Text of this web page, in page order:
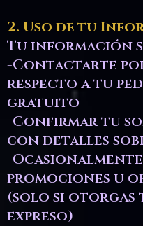
2. Uso de tu
Tu información
-Contactarte por
respecto a tu
gratuito
-Confirmar tu
con detalles
-
promociones u
(solo si otorgas
expreso)